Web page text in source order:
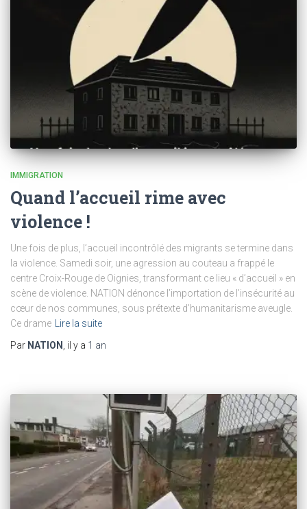
IMMIGRATION
Quand l’accueil rime avec
violence !
Une fois de plus, l’accueil incontrôlé des migrants se termine dans
la violence. Samedi soir, une agression au couteau a frappé le
centre Croix-Rouge de Oignies, transformant ce lieu « d’accueil » en
scène de violence. NATION dénonce l’importation de l’insécurité au
cœur de nos communes, sous prétexte d’humanitarisme aveugle.
Ce drame
Lire la suite
Par NATION , il y a 1 an